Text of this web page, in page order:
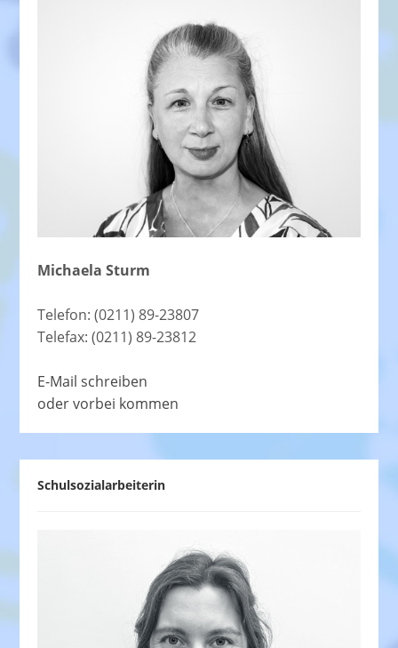
Michaela Sturm
Telefon: (0211) 89-23807
Telefax: (0211) 89-23812
E-Mail schreiben
oder vorbei kommen
Schulsozialarbeiterin